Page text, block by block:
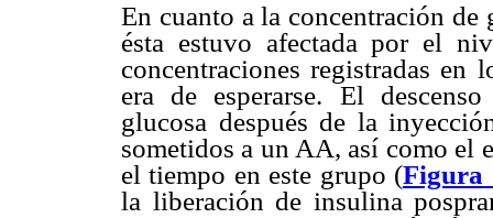
En cuanto a la concentración
ésta estuvo afectada por el
concentraciones registradas
era de esperarse. El
glucosa después de la
sometidos a un AA, así como el
el tiempo en este grupo (Figura
la liberación de insulina